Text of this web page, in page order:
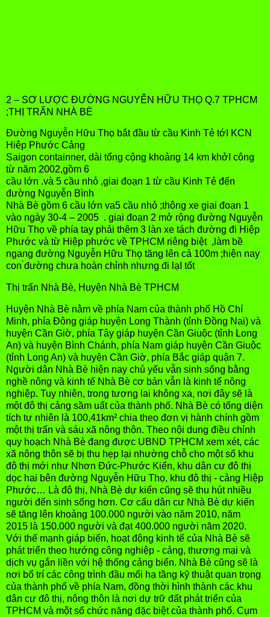
2 – SƠ LƯỢC ĐƯỜNG NGUYỄN HỮU THỌ Q.7 TPHCM
;THỊ TRẤN NHÀ BÈ
Đường Nguyễn Hữu Thọ bắt đầu từ cầu Kinh Tẻ tớI KCN
Hiệp Phước Cảng
Saigon containner, dài tổng cộng khoảng 14 km khởI công
từ năm 2002,gồm 6
cầu lớn .và 5 cầu nhỏ ,giai đoạn 1 từ cầu Kinh Tẻ đến
đường Nguyễn Bình
Nhà Bè gồm 6 cầu lớn va5 cầu nhỏ ;thông xe giai đoạn 1
vào ngày 30-4 – 2005 . giai đoạn 2 mở rộng đường Nguyễn
Hữu Thọ về phía tay phải thêm 3 làn xe tách đường đi Hiệp
Phước và từ Hiệp phước về TPHCM riêng biệt ,làm bề
ngang đường Nguyễn Hữu Thọ̣ tăng lên cả 100m ;hiện nay
con ̀đường chưa hoàn chỉnh nhưng đi lạI tốt
Thị trấn Nhà Bè, Huyện Nhà Bè TPHCM
Huyện Nhà Bè nằm về phía Nam của thành phố Hồ Chí
Minh, phía Đông giáp huyện Long Thành (tỉnh Đồng Nai) và
huyện Cần Giờ, phía Tây giáp huyện Cần Giuộc (tỉnh Long
An) và huyện Bình Chánh, phía Nam giáp huyện Cần Giuộc
(tỉnh Long An) và huyện Cần Giờ, phía Bắc giáp quận 7.
Người dân Nhà Bè hiện nay chủ yếu vẫn sinh sống bằng
nghề nông và kinh tế Nhà Bè cơ bản vẫn là kinh tế nông
nghiệp. Tuy nhiên, trong tương lai không xa, nơi đây sẽ là
một đô thị cảng sầm uất của thành phố. Nhà Bè có tổng diện
tích tự nhiên là 100,41km² chia theo đơn vị hành chính gồm
một thị trấn và sáu xã nông thôn. Theo nội dung điều chỉnh
quy hoạch Nhà Bè đang được UBND TPHCM xem xét, các
xã nông thôn sẽ bị thu hẹp lại nhường chỗ cho một số khu
đô thị mới như Nhơn Đức-Phước Kiển, khu dân cư đô thị
dọc hai bên đường Nguyễn Hữu Thọ, khu đô thị - cảng Hiệp
Phước… Là đô thị, Nhà Bè dự kiến cũng sẽ thu hút nhiều
người đến sinh sống hơn. Cơ cấu dân cư Nhà Bè dự kiến
sẽ tăng lên khoảng 100.000 người vào năm 2010, năm
2015 là 150.000 người và đạt 400.000 người năm 2020.
Với thế mạnh giáp biển, hoạt động kinh tế của Nhà Bè sẽ
phát triển theo hướng công nghiệp - cảng, thương mại và
dịch vụ gắn liền với hệ thống cảng biển. Nhà Bè cũng sẽ là
nơi bố trí các công trình đầu mối hạ tầng kỹ thuật quan trọng
của thành phố về phía Nam, đồng thời hình thành các khu
dân cư đô thị, nông thôn là nơi dự trữ đất phát triển của
TPHCM và một số chức năng đặc biệt của thành phố. Cụm